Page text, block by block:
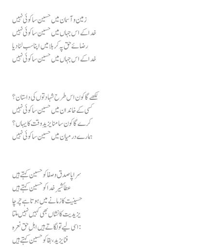
زمین و آسمان میں حسین سا کوئی نہیں
خدا کے اس جہاں میں حسین سا کوئی نہیں
رضائے حق پہ کربلا میں اپنا سب لٹا دیا
خدا کے اس جہاں میں حسین سا کوئی نہیں
لکھے گا کون اس طرح شہادتوں کی داستان؟
کسی کے خاندان میں حسین سا کوئی نہیں
کرے گا کون سامنا یزیدِ وقت کا یہاں؟
ہمارے درمیان میں حسین سا کوئی نہیں
سراپا صدق و صفا کو حسین کہتے ہیں
عطأ شیرِ خدا کو حسین کہتے ہیں
حسینیت کا زمانے میں ہوتا ہے چرچا
یزیدیت کا نشاں بھی کہیں نہیں ملتا
اسی لیے تو لگاتے ہیں اہلِ حق نعرہ:
فنا یزید، بقا کو حسین کہتے ہیں